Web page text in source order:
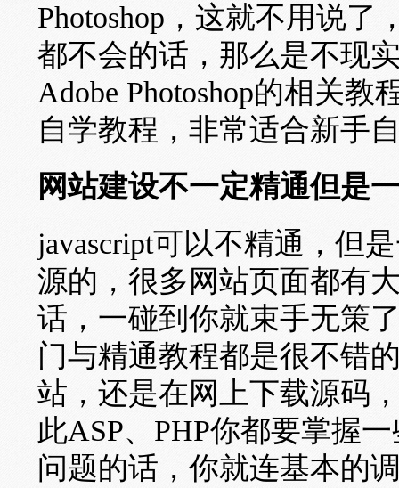
Photoshop，这就不用说了
都不会的话，那么是不现
Adobe Photoshop的相关
自学教程，非常适合新手
网站建设不一定精通但是
javascript可以不精通，但
源的，很多网站页面都有
话，一碰到你就束手无策
门与精通教程都是很不错
站，还是在网上下载源码
此ASP、PHP你都要掌握
问题的话，你就连基本的